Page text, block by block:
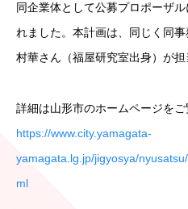
同企業体として公募プロポーザ
れました。本計画は、同じく同
村華さん（福屋研究室出身）が担
詳細は山形市のホームページをご
https://www.city.yamagata-
yamagata.lg.jp/jigyosya/
ml